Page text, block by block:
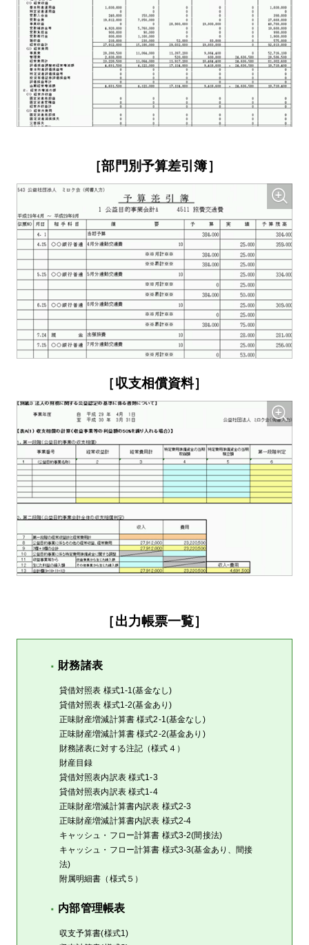
［部門別予算差引簿］
［収支相償資料］
［出力帳票一覧］
財務諸表
貸借対照表 様式1-1(基金なし)
貸借対照表 様式1-2(基金あり)
正味財産増減計算書 様式2-1(基金なし)
正味財産増減計算書 様式2-2(基金あり)
財務諸表に対する注記（様式４）
財産目録
貸借対照表内訳表 様式1-3
貸借対照表内訳表 様式1-4
正味財産増減計算書内訳表 様式2-3
正味財産増減計算書内訳表 様式2-4
キャッシュ・フロー計算書 様式3-2(間接法)
キャッシュ・フロー計算書 様式3-3(基金あり、間接
法)
附属明細書（様式５）
内部管理帳表
収支予算書(様式1)